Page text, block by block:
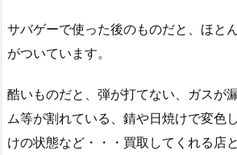
サバゲーで使った後のものだと、ほと
がついています。
酷いものだと、弾が打てない、ガスが
ム等が割れている、錆や日焼けで変色
けの状態など・・・買取してくれる店